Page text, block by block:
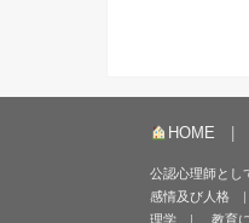
HOME
公認心理師とし
感情及び人格
理学
教育